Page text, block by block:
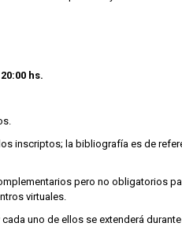
hs.
inscriptos; la bibliografía es de
pero no obligatorios
virtuales.
uno de ellos se extenderá